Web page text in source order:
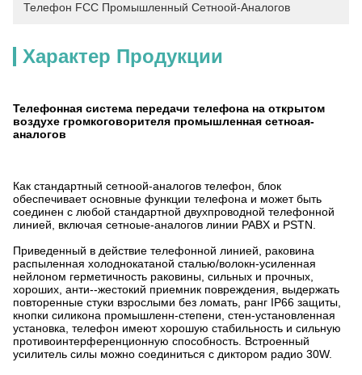
Телефон FCC Промышленный Сетноой-Аналогов
Характер Продукции
Телефонная система передачи телефона на открытом
воздухе громкоговорителя промышленная сетноая-
аналогов
Как стандартный сетноой-аналогов телефон, блок
обеспечивает основные функции телефона и может быть
соединен с любой стандартной двухпроводной телефонной
линией, включая сетноые-аналогов линии PABX и PSTN.
Приведенный в действие телефонной линией, раковина
распыленная холоднокатаной сталью/волокн-усиленная
нейлоном герметичность раковины, сильных и прочных,
хороших, анти--жестокий приемник повреждения, выдержать
повторенные стуки взрослыми без ломать, ранг IP66 защиты,
кнопки силикона промышленн-степени, стен-установленная
установка, телефон имеют хорошую стабильность и сильную
противоинтерференционную способность. Встроенный
усилитель силы можно соединиться с диктором радио 30W.